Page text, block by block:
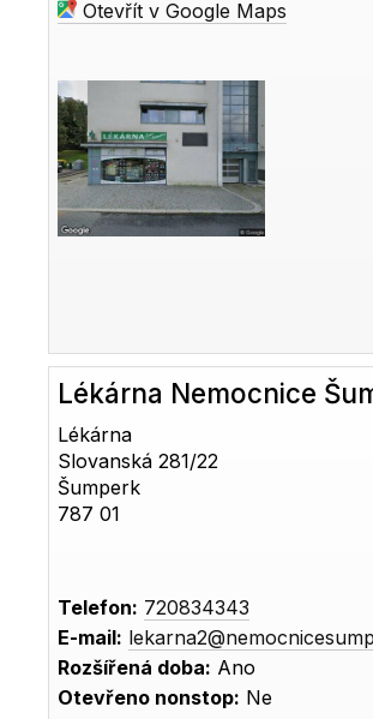
Otevřít v Google Maps
Lékárna Nemocnice
Lékárna
Slovanská 281/22
Šumperk
787 01
Telefon: 720834343
E-mail:
Rozšířená doba: Ano
Otevřeno nonstop: Ne